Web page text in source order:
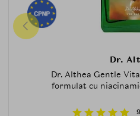
Dr.
Dr. Althea Gentle
formulat cu